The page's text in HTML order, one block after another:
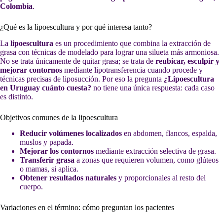
Colombia.
¿Qué es la lipoescultura y por qué interesa tanto?
La lipoescultura es un procedimiento que combina la extracción de
grasa con técnicas de modelado para lograr una silueta más armoniosa.
No se trata únicamente de quitar grasa; se trata de reubicar, esculpir y
mejorar contornos mediante lipotransferencia cuando procede y
técnicas precisas de liposucción. Por eso la pregunta ¿Lipoescultura
en Uruguay cuánto cuesta? no tiene una única respuesta: cada caso
es distinto.
Objetivos comunes de la lipoescultura
Reducir volúmenes localizados en abdomen, flancos, espalda,
muslos y papada.
Mejorar los contornos mediante extracción selectiva de grasa.
Transferir grasa a zonas que requieren volumen, como glúteos
o mamas, si aplica.
Obtener resultados naturales y proporcionales al resto del
cuerpo.
Variaciones en el término: cómo preguntan los pacientes